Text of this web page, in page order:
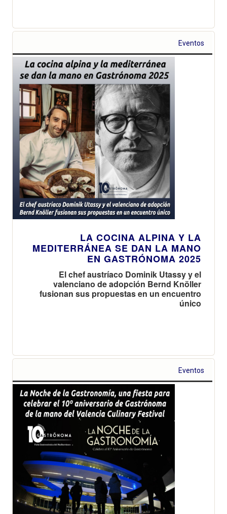
Eventos
LA COCINA ALPINA Y LA
MEDITERRÁNEA SE DAN LA MANO
EN GASTRÓNOMA 2025
El chef austríaco Dominik Utassy y el
valenciano de adopción Bernd Knöller
fusionan sus propuestas en un encuentro
único
Eventos